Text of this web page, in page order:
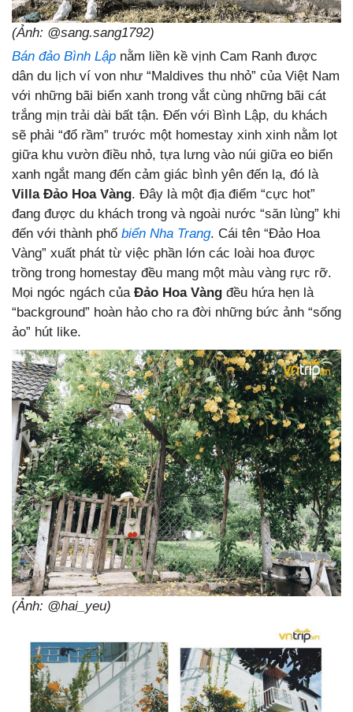
(Ảnh: @sang.sang1792)
Bán đảo Bình Lập nằm liền kề vịnh Cam Ranh được
dân du lịch ví von như “Maldives thu nhỏ” của Việt Nam
với những bãi biển xanh trong vắt cùng những bãi cát
trắng mịn trải dài bất tận. Đến với Bình Lập, du khách
sẽ phải “đổ rầm” trước một homestay xinh xinh nằm lọt
giữa khu vườn điều nhỏ, tựa lưng vào núi giữa eo biển
xanh ngắt mang đến cảm giác bình yên đến lạ, đó là
Villa Đảo Hoa Vàng. Đây là một địa điểm “cực hot”
đang được du khách trong và ngoài nước “săn lùng” khi
đến với thành phố biển Nha Trang. Cái tên “Đảo Hoa
Vàng” xuất phát từ việc phần lớn các loài hoa được
trồng trong homestay đều mang một màu vàng rực rỡ.
Mọi ngóc ngách của Đảo Hoa Vàng đều hứa hẹn là
“background” hoàn hảo cho ra đời những bức ảnh “sống
ảo” hút like.
(Ảnh: @hai_yeu)